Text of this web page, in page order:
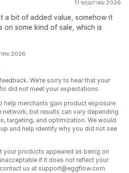
11 พฤษภาคม 2026
a bit of added value, somehow it
on some kind of sale, which is
คม 2026
We’re sorry to hear that your
did not meet your expectations.
help merchants gain product exposure
network, but results can vary depending
targeting, and optimization. We would
and help identify why you did not see
your products appeared as being on
if it does not reflect your
us at support@eggflow.com